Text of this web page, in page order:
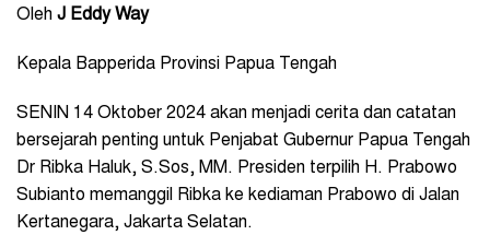
Oleh J Eddy Way
Kepala Bapperida Provinsi Papua Tengah
SENIN 14 Oktober 2024 akan menjadi cerita dan catatan
bersejarah penting untuk Penjabat Gubernur Papua Tengah
Dr Ribka Haluk, S.Sos, MM. Presiden terpilih H. Prabowo
Subianto memanggil Ribka ke kediaman Prabowo di Jalan
Kertanegara, Jakarta Selatan.